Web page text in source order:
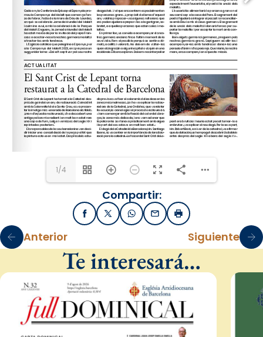
1/4
Compartir:
FacebookX / TwitterWhatsApp
EmailImprimir
Anterior Siguiente
Te interesará…